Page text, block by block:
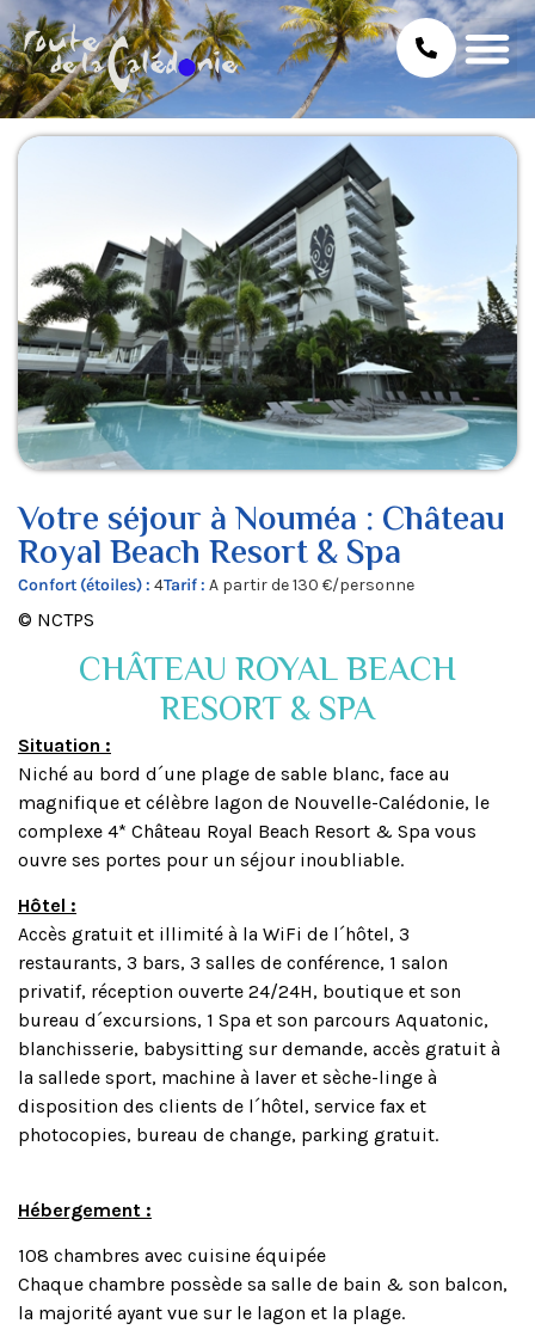
Votre séjour à Nouméa : Château
Royal Beach Resort & Spa
Confort (étoiles) : 4Tarif : A partir de 130 €/personne
© NCTPS
CHÂTEAU ROYAL BEACH
RESORT & SPA
Situation :
Niché au bord d´une plage de sable blanc, face au
magnifique et célèbre lagon de Nouvelle-Calédonie, le
complexe 4* Château Royal Beach Resort & Spa vous
ouvre ses portes pour un séjour inoubliable.
Hôtel :
Accès gratuit et illimité à la WiFi de l´hôtel, 3
restaurants, 3 bars, 3 salles de conférence, 1 salon
privatif, réception ouverte 24/24H, boutique et son
bureau d´excursions, 1 Spa et son parcours Aquatonic,
blanchisserie, babysitting sur demande, accès gratuit à
la sallede sport, machine à laver et sèche-linge à
disposition des clients de l´hôtel, service fax et
photocopies, bureau de change, parking gratuit.
Hébergement :
108 chambres avec cuisine équipée
Chaque chambre possède sa salle de bain & son balcon,
la majorité ayant vue sur le lagon et la plage.